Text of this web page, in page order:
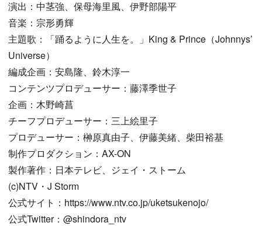
演出：中茎強、保母海里風、伊野部陽平
音楽：宗形勇輝
主題歌：「踊るように人生を。」King & Prince（Johnnys’
Universe）
編成企画：安島隆、鈴木淳一
コンテンツプロデューサー：藤澤季世子
企画：木野崎菖
チーフプロデューサー：三上絵里子
プロデューサー：榊原真由子、伊藤美緒、柴田裕基
制作プロダクション：AX-ON
製作著作：日本テレビ、ジェイ・ストーム
(c)NTV・J Storm
公式サイト：https://www.ntv.co.jp/uketsukenojo/
公式Twitter：@shindora_ntv